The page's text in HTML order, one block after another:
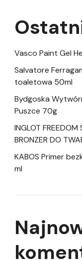
Vasco Paint Gel
Salvatore
toaletowa 50ml
Bydgoska
Puszce 70g
INGLOT FREEDOM
BRONZER DO
KABOS Primer
ml